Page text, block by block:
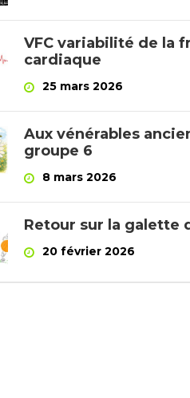
VFC variabilité de la
cardiaque
25 mars 2026
Aux vénérables
groupe 6
8 mars 2026
Retour sur la galette
20 février 2026